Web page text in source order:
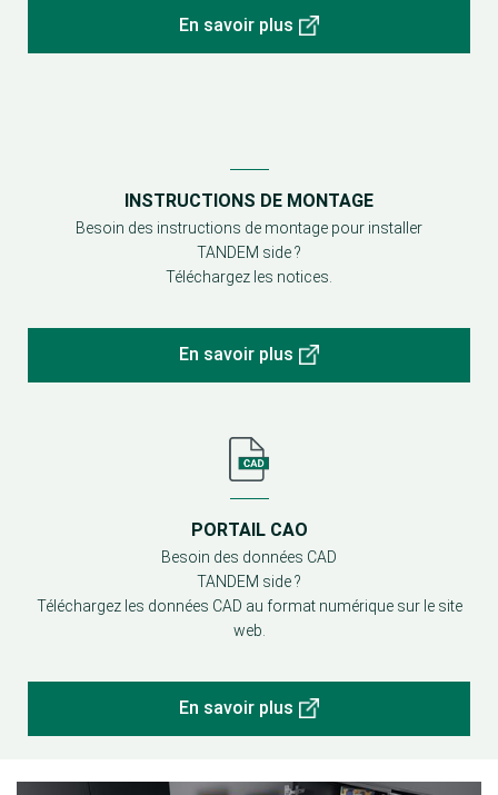
En savoir plus
INSTRUCTIONS DE MONTAGE
Besoin des instructions de montage pour installer
TANDEM side ?
Téléchargez les notices.
En savoir plus
PORTAIL CAO
Besoin des données CAD
TANDEM side ?
Téléchargez les données CAD au format numérique sur le site
web.
En savoir plus